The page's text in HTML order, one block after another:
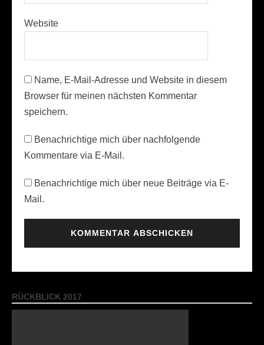
Website
Name, E-Mail-Adresse und Website in diesem
Browser für meinen nächsten Kommentar
speichern.
Benachrichtige mich über nachfolgende
Kommentare via E-Mail.
Benachrichtige mich über neue Beiträge via E-
Mail.
RÜCKBLICK 2017